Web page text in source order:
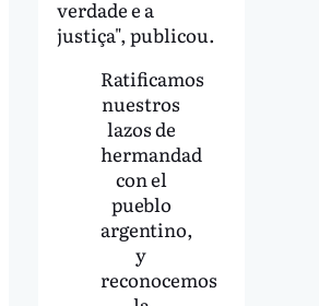
verdade e a
justiça", publicou.
Ratificamos
nuestros
lazos de
hermandad
con el
pueblo
argentino,
y
reconocemos